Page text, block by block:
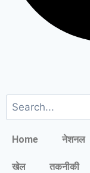
Home नेशनल
खेल तकनीकी